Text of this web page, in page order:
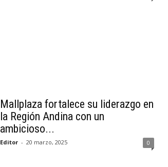
Mallplaza fortalece su liderazgo en
la Región Andina con un
ambicioso...
Editor - 20 marzo, 2025 0